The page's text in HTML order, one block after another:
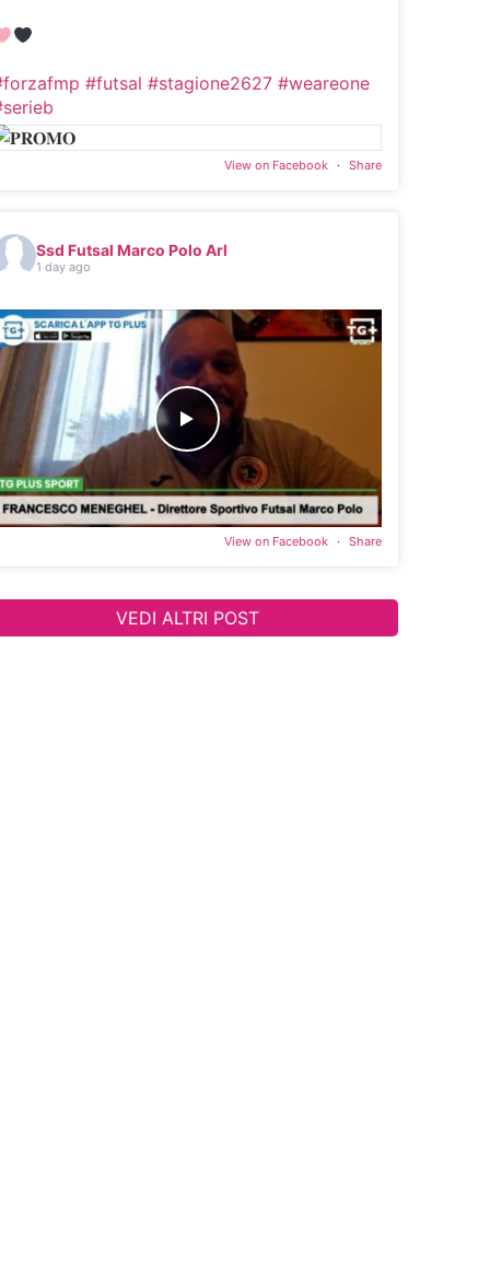
#futsal #stagione2627 #weareone
View on Facebook · Share
Ssd Futsal Marco Polo Arl
1 day ago
View on Facebook · Share
VEDI ALTRI POST